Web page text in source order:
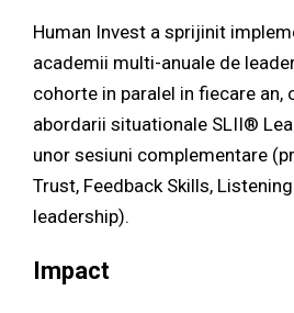
Human Invest a sprijinit
academii multi-anuale de
cohorte in paralel in fiecare an,
abordarii situationale SLII®
unor sesiuni complementare
Trust, Feedback Skills,
leadership).
Impact